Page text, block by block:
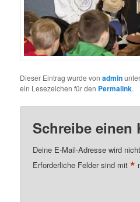
Dieser Eintrag wurde vonadmin
ein Lesezeichen für den Permalink.
Schreibe einen
Deine E-Mail-Adresse wird
Erforderliche Felder sind mit*